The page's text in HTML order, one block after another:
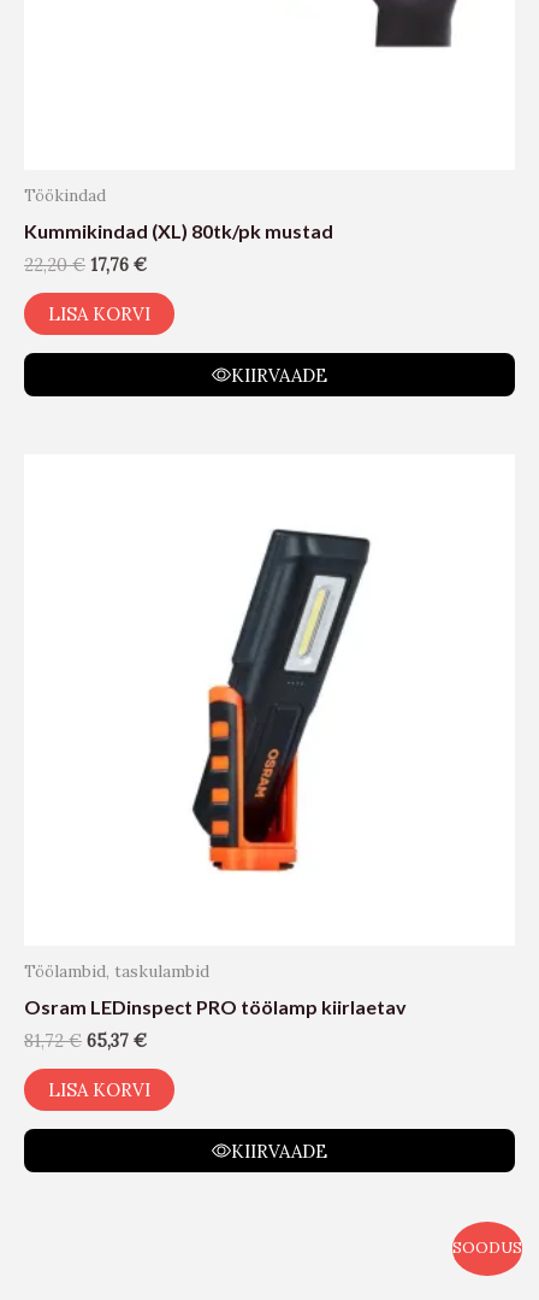
Töökindad
Kummikindad (XL) 80tk/pk mustad
22,20€ 17,76 €
LISA KORVI
KIIRVAADE
Töölambid, taskulambid
Osram LEDinspect PRO töölamp kiirlaetav
81,72€ 65,37 €
LISA KORVI
KIIRVAADE
SOODUS